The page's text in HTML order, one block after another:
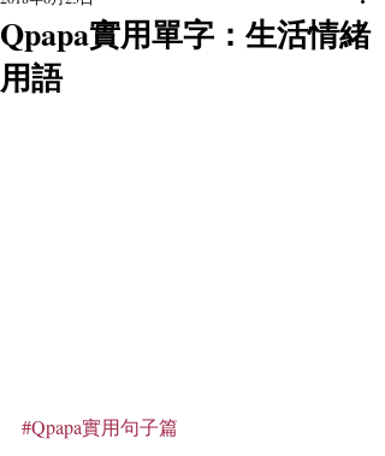
Qpapa實用單字：生活情緒
用語
#Qpapa實用句子篇